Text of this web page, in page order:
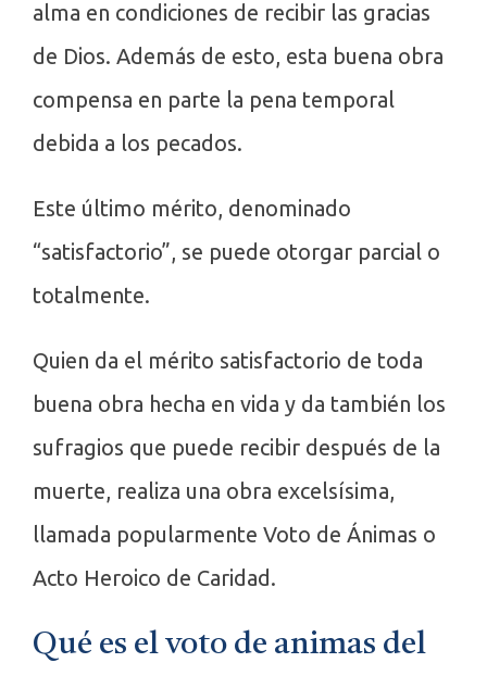
alma en condiciones de recibir las gracias
de Dios. Además de esto, esta buena obra
compensa en parte la pena temporal
debida a los pecados.
Este último mérito, denominado
“satisfactorio”, se puede otorgar parcial o
totalmente.
Quien da el mérito satisfactorio de toda
buena obra hecha en vida y da también los
sufragios que puede recibir después de la
muerte, realiza una obra excelsísima,
llamada popularmente Voto de Ánimas o
Acto Heroico de Caridad.
Qué es el voto de animas del